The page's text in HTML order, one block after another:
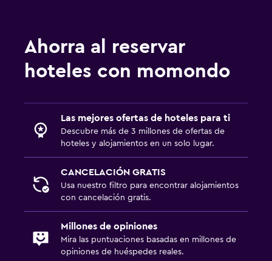
Ahorra al reservar
hoteles con momondo
Las mejores ofertas de hoteles para ti
Descubre más de 3 millones de ofertas de
hoteles y alojamientos en un solo lugar.
CANCELACIÓN GRATIS
Usa nuestro filtro para encontrar alojamientos
con cancelación gratis.
Millones de opiniones
Mira las puntuaciones basadas en millones de
opiniones de huéspedes reales.